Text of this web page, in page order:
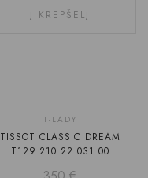
Į KREPŠELĮ
T-LADY
TISSOT CLASSIC DREAM
T129.210.22.031.00